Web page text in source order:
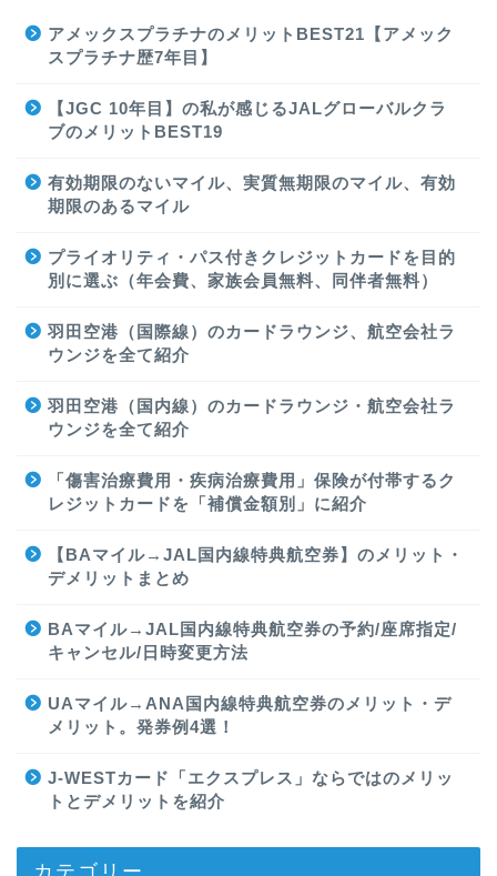
アメックスプラチナのメリットBEST21【アメック
スプラチナ歴7年目】
【JGC 10年目】の私が感じるJALグローバルクラ
ブのメリットBEST19
有効期限のないマイル、実質無期限のマイル、有効
期限のあるマイル
プライオリティ・パス付きクレジットカードを目的
別に選ぶ（年会費、家族会員無料、同伴者無料）
羽田空港（国際線）のカードラウンジ、航空会社ラ
ウンジを全て紹介
羽田空港（国内線）のカードラウンジ・航空会社ラ
ウンジを全て紹介
「傷害治療費用・疾病治療費用」保険が付帯するク
レジットカードを「補償金額別」に紹介
【BAマイル→JAL国内線特典航空券】のメリット・
デメリットまとめ
BAマイル→JAL国内線特典航空券の予約/座席指定/
キャンセル/日時変更方法
UAマイル→ANA国内線特典航空券のメリット・デ
メリット。発券例4選！
J-WESTカード「エクスプレス」ならではのメリッ
トとデメリットを紹介
カテゴリー